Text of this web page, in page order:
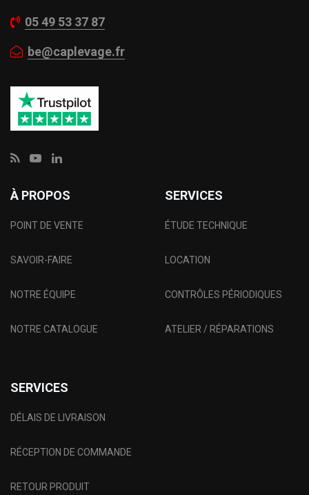
05 49 53 37 87
be@caplevage.fr
À PROPOS
POINT DE VENTE
SAVOIR-FAIRE
NOTRE ÉQUIPE
NOTRE CATALOGUE
SERVICES
ÉTUDE TECHNIQUE
LOCATION
CONTRÔLES PÉRIODIQUES
ATELIER / RÉPARATIONS
SERVICES
DÉLAIS DE LIVRAISON
RÉCEPTION DE COMMANDE
RETOUR PRODUIT